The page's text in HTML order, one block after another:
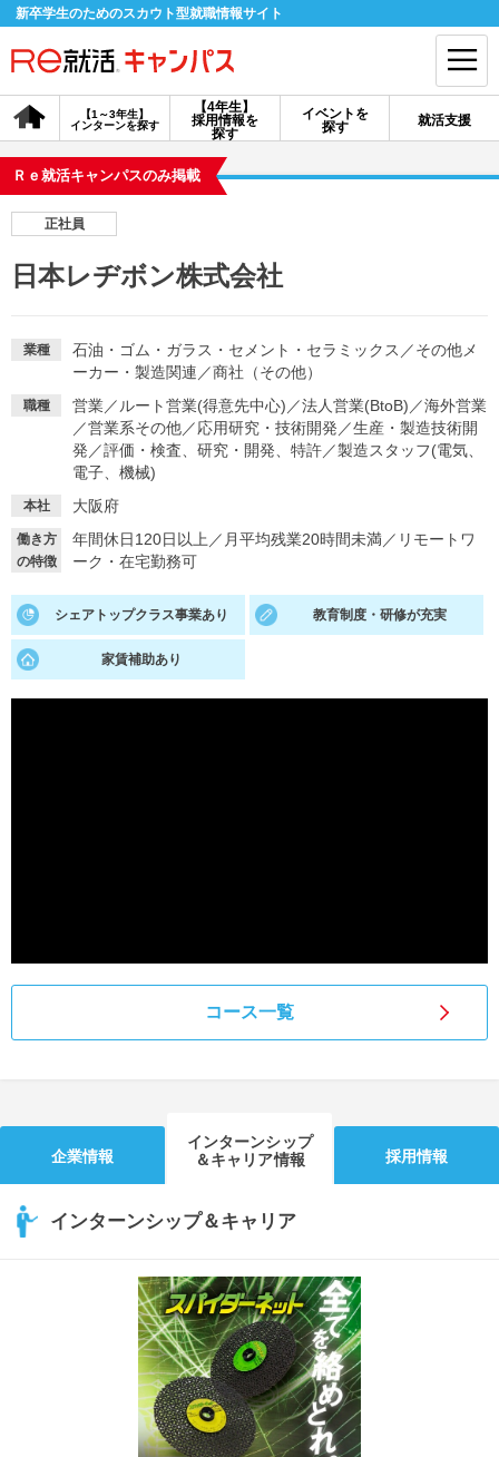
新卒学生のためのスカウト型就職情報サイト
【4年生】
採用情報を
探す
【1～3年生】
インターンを探す
イベントを
探す
就活支援
会員登録 ログイン
探す
イベントを探す スカウト お知らせ
就活ノウハウ・サポート
就活支援
就活ノウハウが満載！
就活コラム
適職診断
あなたに合う仕事を診断！
就活チャンネル
就活ニュースペーパー よくある質問
Ｒｅ就活キャンパスのみ掲載
正社員
日本レヂボン株式会社
業種 石油・ゴム・ガラス・セメント・セラミックス ／その他メ
ーカー・製造関連 ／商社（その他）
職種 営業／ ルート営業(得意先中心) ／法人営業(BtoB) ／海外営業
／営業系その他／応用研究・技術開発 ／生産・製造技術開
発 ／評価・検査、研究・開発、特許／製造スタッフ(電気、
電子、機械)
本社 大阪府
働き方
の特徴
年間休日120日以上 ／ 月平均残業20時間未満／ リモートワ
ーク・在宅勤務可
シェアトップクラス事業あり 教育制度・研修が充実
家賃補助あり
コース一覧
企業情報
インターンシップ
＆キャリア情報
採用情報
インターンシップ＆キャリア